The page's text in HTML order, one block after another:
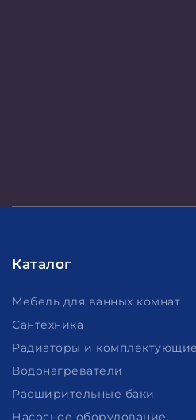
Каталог
Мебель для ванных комнат
Сантехника
Радиаторы и комплектующие
Водонагреватели
Расширительные баки
Насосное оборудование